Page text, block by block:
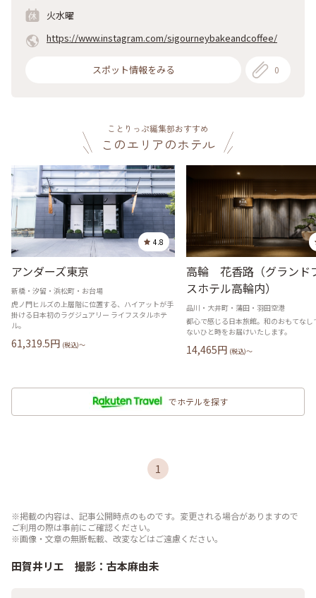
火水曜
https://www.instagram.com/sigourneybakeandcoffee/
スポット情報をみる 0
ことりっぷ編集部おすすめ
このエリアのホテル
4.8
アンダーズ東京
新橋・汐留・浜松町・お台場
虎ノ門ヒルズの上層階に位置する、ハイアットが手
掛ける日本初のラグジュアリー ライフスタルホテ
ル。
61,319.5円 (税込)〜
高輪 花香路（グランド
スホテル高輪内）
品川・大井町・蒲田・羽田空港
都心で感じる日本旅館。和のおもてなし
ないひと時をお届けいたします。
14,465円 (税込)〜
でホテルを探す
1
※掲載の内容は、記事公開時点のものです。変更される場合がありますので
ご利用の際は事前にご確認ください。
※画像・文章の無断転載、改変などはご遠慮ください。
田賀井リエ 撮影：古本麻由未